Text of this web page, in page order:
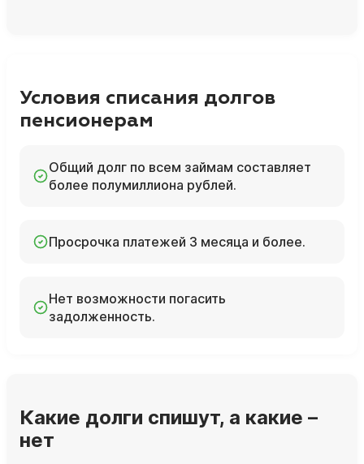
Условия списания долгов
пенсионерам
Общий долг по всем займам составляет
более полумиллиона рублей.
Просрочка платежей 3 месяца и более.
Нет возможности погасить
задолженность.
Какие долги спишут, а какие –
нет